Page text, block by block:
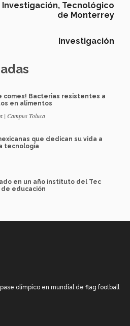
Investigación, Tecnológico
de Monterrey
Investigación
comes! Bacterias resistentes a
en alimentos
| Campus Toluca
que dedican su vida a
tecnología
en un año instituto del Tec
educación
pase olímpico en mundial de flag football